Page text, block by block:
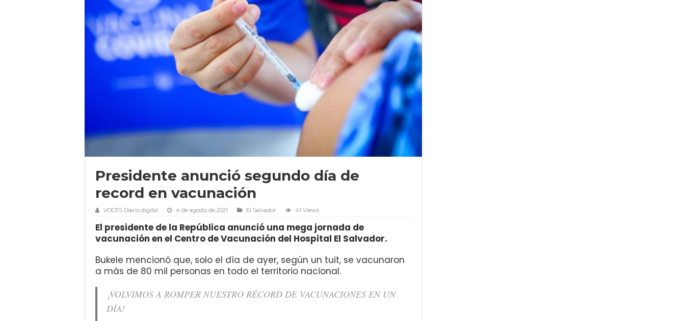
Presidente anunció segundo día de
record en vacunación
VOCES Diario digital 4 de agosto de 2021 El Salvador 41 Views
El presidente de la República anunció una mega jornada de
vacunación en el Centro de Vacunación del Hospital El Salvador.
Bukele mencionó que, solo el día de ayer, según un tuit, se vacunaron
a más de 80 mil personas en todo el territorio nacional.
¡VOLVIMOS A ROMPER NUESTRO RÉCORD DE VACUNACIONES EN UN
DÍA!